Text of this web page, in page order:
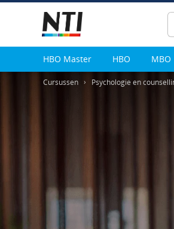
HBO Master HBO MBO
Cursussen Psychologie en